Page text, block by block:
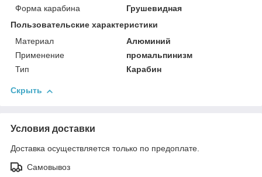
Форма карабина
Грушевидная
Пользовательские характеристики
Материал
Алюминий
Применение
промальпинизм
Тип
Карабин
Скрыть
Условия доставки
Доставка осуществляется только по предоплате.
Самовывоз